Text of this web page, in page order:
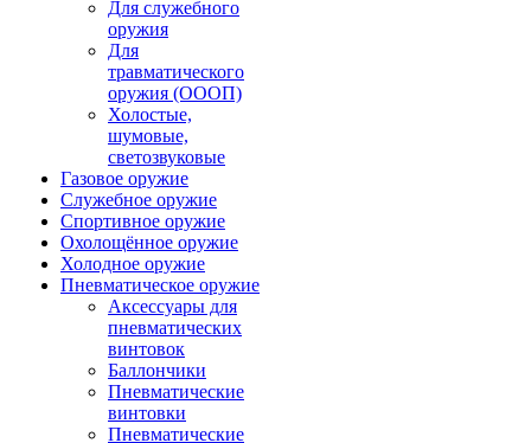
Для служебного
оружия
Для
травматического
оружия (ОООП)
Холостые,
шумовые,
светозвуковые
Газовое оружие
Служебное оружие
Спортивное оружие
Охолощённое оружие
Холодное оружие
Пневматическое оружие
Аксессуары для
пневматических
винтовок
Баллончики
Пневматические
винтовки
Пневматические